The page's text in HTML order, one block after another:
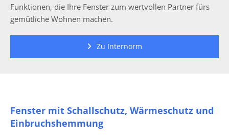
Funktionen, die Ihre Fenster zum wertvollen Partner fürs
gemütliche Wohnen machen.
Zu Internorm
Fenster mit Schallschutz, Wärmeschutz und
Einbruchshemmung